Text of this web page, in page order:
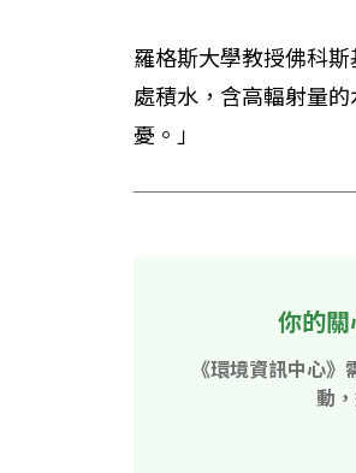
羅格斯大學教授佛科
處積水，含高輻射量
憂。」
你的
《環境資訊中心
動